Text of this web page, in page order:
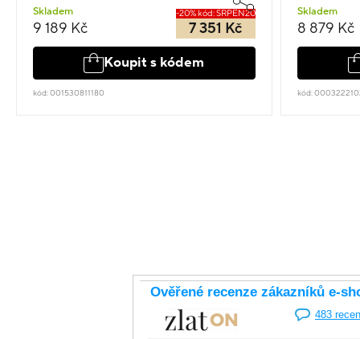
Skladem
9 189 Kč
-20% kód: SRPEN20
7 351 Kč
Koupit s kódem
kód: 001530811180
Skladem
8 879 Kč
kód: